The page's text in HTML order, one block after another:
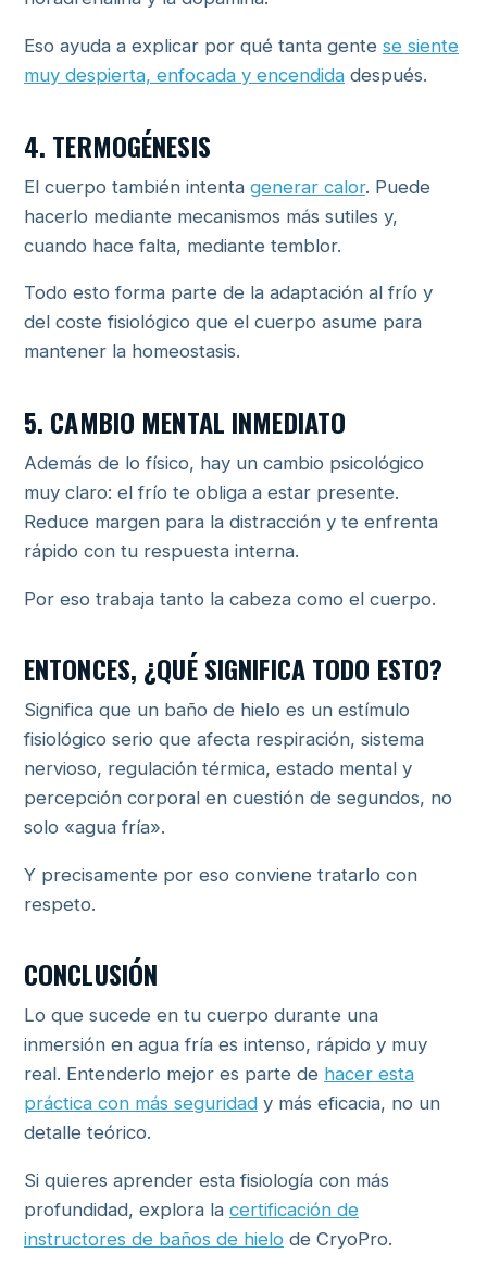
Eso ayuda a explicar por qué tanta gente se siente
muy despierta, enfocada y encendida después.
4. TERMOGÉNESIS
El cuerpo también intenta generar calor. Puede
hacerlo mediante mecanismos más sutiles y,
cuando hace falta, mediante temblor.
Todo esto forma parte de la adaptación al frío y
del coste fisiológico que el cuerpo asume para
mantener la homeostasis.
5. CAMBIO MENTAL INMEDIATO
Además de lo físico, hay un cambio psicológico
muy claro: el frío te obliga a estar presente.
Reduce margen para la distracción y te enfrenta
rápido con tu respuesta interna.
Por eso trabaja tanto la cabeza como el cuerpo.
ENTONCES, ¿QUÉ SIGNIFICA TODO ESTO?
Significa que un baño de hielo es un estímulo
fisiológico serio que afecta respiración, sistema
nervioso, regulación térmica, estado mental y
percepción corporal en cuestión de segundos, no
solo «agua fría».
Y precisamente por eso conviene tratarlo con
respeto.
CONCLUSIÓN
Lo que sucede en tu cuerpo durante una
inmersión en agua fría es intenso, rápido y muy
real. Entenderlo mejor es parte de hacer esta
práctica con más seguridad y más eficacia, no un
detalle teórico.
Si quieres aprender esta fisiología con más
profundidad, explora la certificación de
instructores de baños de hielo de CryoPro.